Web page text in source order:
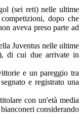
(sei reti) nelle ultime
dopo che
aveva preso parte ad
Juventus nelle ultime
di cui due arrivate in
e un pareggio tra
e registrato una
con un'età media
considerando